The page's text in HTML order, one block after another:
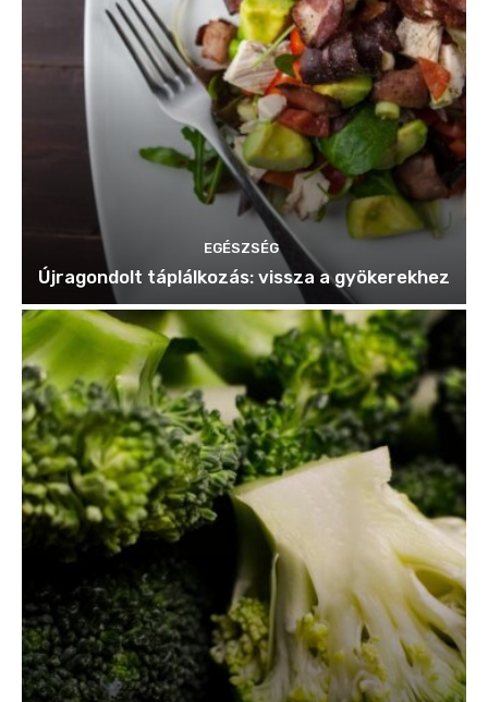
EGÉSZSÉG
Újragondolt táplálkozás: vissza a gyökerekhez